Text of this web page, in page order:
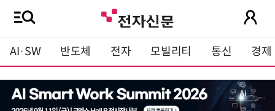
AI·SW 반도체 전자 모빌리티 통신 경제